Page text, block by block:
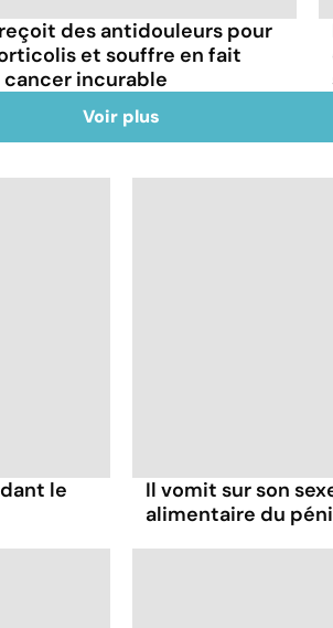
des antidouleurs pour
et souffre en fait
cancer incurable
Voir plus
le
Il vomit sur son
alimentaire du